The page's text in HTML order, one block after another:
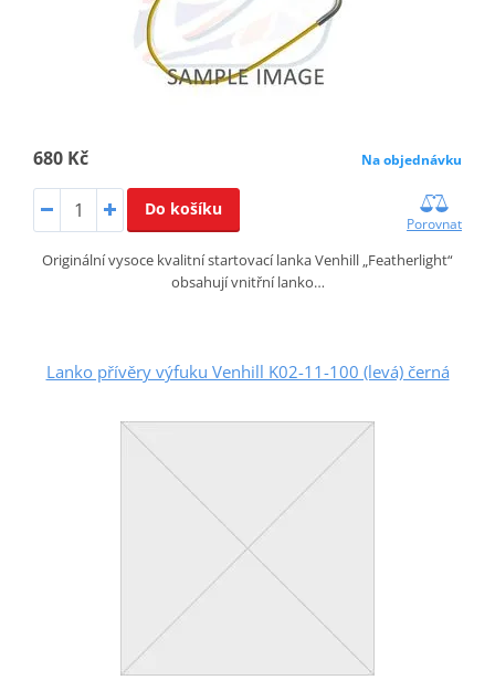
680 Kč Na objednávku
Do košíku
Porovnat
Originální vysoce kvalitní startovací lanka Venhill „Featherlight“
obsahují vnitřní lanko…
Lanko přívěry výfuku Venhill K02-11-100 (levá) černá